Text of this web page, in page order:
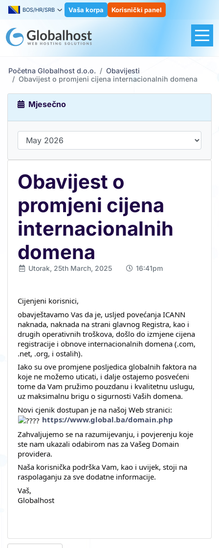
BOS/HR/SRB Vaša korpa Korisnički panel
Početna Globalhost d.o.o.
Obavijesti
Obavijest o promjeni cijena internacionalnih domena
Mjesečno
Obavijest o
promjeni cijena
internacionalnih
domena
Utorak, 25th March, 2025 16:41pm
Cijenjeni korisnici,
obavještavamo Vas da je, usljed povećanja ICANN
naknada, naknada na strani glavnog Registra, kao i
drugih operativnih troškova, došlo do izmjene cijena
registracije i obnove internacionalnih domena (.com,
.net, .org, i ostalih).
Iako su ove promjene posljedica globalnih faktora na
koje ne možemo uticati, i dalje ostajemo posvećeni
tome da Vam pružimo pouzdanu i kvalitetnu uslugu,
uz maksimalnu brigu o sigurnosti Vaših domena.
Novi cjenik dostupan je na našoj Web stranici:
https://www.global.ba/domain.php
Zahvaljujemo se na razumijevanju, i povjerenju koje
ste nam ukazali odabirom nas za Vašeg Domain
providera.
Naša korisnička podrška Vam, kao i uvijek, stoji na
raspolaganju za sve dodatne informacije.
Vaš,
Globalhost